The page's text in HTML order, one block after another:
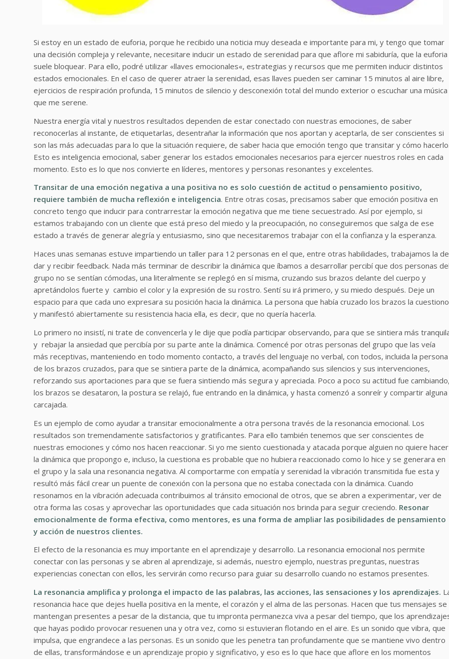
Si estoy en un estado de euforia, porque he recibido una noticia muy deseada e importante para mi, y tengo que tomar
una decisión compleja y relevante, necesitare inducir un estado de serenidad para que aflore mi sabiduría, que la euforia
suele bloquear. Para ello, podré utilizar «llaves emocionales«, estrategias y recursos que me permiten inducir distintos
estados emocionales. En el caso de querer atraer la serenidad, esas llaves pueden ser caminar 15 minutos al aire libre,
ejercicios de respiración profunda, 15 minutos de silencio y desconexión total del mundo exterior o escuchar una música
que me serene.
Nuestra energía vital y nuestros resultados dependen de estar conectado con nuestras emociones, de saber
reconocerlas al instante, de etiquetarlas, desentrañar la información que nos aportan y aceptarla, de ser conscientes si
son las más adecuadas para lo que la situación requiere, de saber hacia que emoción tengo que transitar y cómo
Esto es inteligencia emocional, saber generar los estados emocionales necesarios para ejercer nuestros roles en cada
momento. Esto es lo que nos convierte en líderes, mentores y personas resonantes y excelentes.
Transitar de una emoción negativa a una positiva no es solo cuestión de actitud o pensamiento positivo,
requiere también de mucha reflexión e inteligencia. Entre otras cosas, precisamos saber que emoción positiva en
concreto tengo que inducir para contrarrestar la emoción negativa que me tiene secuestrado. Así por ejemplo, si
estamos trabajando con un cliente que está preso del miedo y la preocupación, no conseguiremos que salga de ese
estado a través de generar alegría y entusiasmo, sino que necesitaremos trabajar con el la confianza y la esperanza.
Haces unas semanas estuve impartiendo un taller para 12 personas en el que, entre otras habilidades, trabajamos la de
dar y recibir feedback. Nada más terminar de describir la dinámica que íbamos a desarrollar percibí que dos personas
grupo no se sentían cómodas, una literalmente se replegó en sí misma, cruzando sus brazos delante del cuerpo y
apretándolos fuerte y cambio el color y la expresión de su rostro. Sentí su irá primero, y su miedo después. Deje un
espacio para que cada uno expresara su posición hacia la dinámica. La persona que había cruzado los brazos la cuestiono
y manifestó abiertamente su resistencia hacia ella, es decir, que no quería hacerla.
Lo primero no insistí, ni trate de convencerla y le dije que podía participar observando, para que se sintiera más
y rebajar la ansiedad que percibía por su parte ante la dinámica. Comencé por otras personas del grupo que las veía
más receptivas, manteniendo en todo momento contacto, a través del lenguaje no verbal, con todos, incluida la persona
de los brazos cruzados, para que se sintiera parte de la dinámica, acompañando sus silencios y sus intervenciones,
reforzando sus aportaciones para que se fuera sintiendo más segura y apreciada. Poco a poco su actitud fue
los brazos se desataron, la postura se relajó, fue entrando en la dinámica, y hasta comenzó a sonreír y compartir alguna
carcajada.
Es un ejemplo de como ayudar a transitar emocionalmente a otra persona través de la resonancia emocional. Los
resultados son tremendamente satisfactorios y gratificantes. Para ello también tenemos que ser conscientes de
nuestras emociones y cómo nos hacen reaccionar. Si yo me siento cuestionada y atacada porque alguien no quiere hacer
la dinámica que propongo e, incluso, la cuestiona es probable que no hubiera reaccionado como lo hice y se generara en
el grupo y la sala una resonancia negativa. Al comportarme con empatía y serenidad la vibración transmitida fue esta y
resultó más fácil crear un puente de conexión con la persona que no estaba conectada con la dinámica. Cuando
resonamos en la vibración adecuada contribuimos al tránsito emocional de otros, que se abren a experimentar, ver de
otra forma las cosas y aprovechar las oportunidades que cada situación nos brinda para seguir creciendo. Resonar
emocionalmente de forma efectiva, como mentores, es una forma de ampliar las posibilidades de pensamiento
y acción de nuestros clientes.
El efecto de la resonancia es muy importante en el aprendizaje y desarrollo. La resonancia emocional nos permite
conectar con las personas y se abren al aprendizaje, si además, nuestro ejemplo, nuestras preguntas, nuestras
experiencias conectan con ellos, les servirán como recurso para guiar su desarrollo cuando no estamos presentes.
La resonancia amplifica y prolonga el impacto de las palabras, las acciones, las sensaciones y los aprendizajes.
resonancia hace que dejes huella positiva en la mente, el corazón y el alma de las personas. Hacen que tus mensajes se
mantengan presentes a pesar de la distancia, que tu impronta permanezca viva a pesar del tiempo, que los
que hayas podido provocar resuenen una y otra vez, como si estuvieran flotando en el aire. Es un sonido que vibra, que
impulsa, que engrandece a las personas. Es un sonido que les penetra tan profundamente que se mantiene vivo dentro
de ellas, transformándose e un aprendizaje propio y significativo, y eso es lo que hace que aflore en los momentos